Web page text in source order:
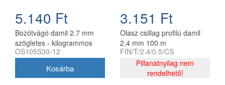
5.140 Ft
Bozótvágó damil 2.7 mm
szögletes - kilogrammos
kiszerelés
OS105S30-12
3.151 Ft
Olasz csillag profilú damil
2,4 mm 100 m
FIN/T/2.4/0.5/CS
Pillanatnyilag nem
rendelhető!